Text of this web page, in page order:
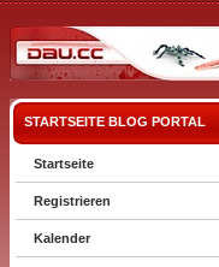
STARTSEITE BLOG PORTAL
Startseite
Registrieren
Kalender